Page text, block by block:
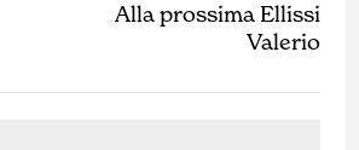
Alla prossima Ellissi
Valerio